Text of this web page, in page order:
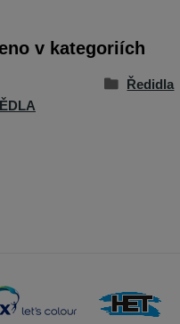
v kategoriích
Ředidla